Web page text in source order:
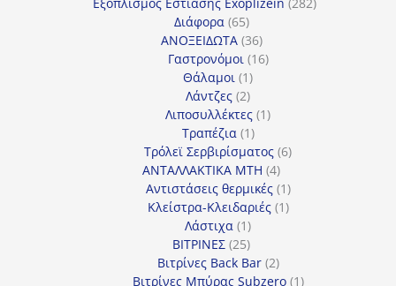
Διάφορα 6565
προϊόντα
ΑΝΟΞΕΙΔΩΤΑ 3636
προϊόντα
Γαστρονόμοι 1616
Θάλαμοι 11
προϊόν
Λάντζες 22
προϊόντα
Λιποσυλλέκτες 11
Τραπέζια 11
προϊόν
Τρόλεϊ Σερβιρίσματος 66
ΑΝΤΑΛΛΑΚΤΙΚΑ MTH 44
προϊόντα
Αντιστάσεις θερμικές 11
προϊόν
Κλείστρα-Κλειδαριές 11
Λάστιχα 11
προϊόν
ΒΙΤΡΙΝΕΣ 2525
προϊόντα
Βιτρίνες Back Bar 22
προϊόντα
Βιτρίνες Mπύρας Subzero 11